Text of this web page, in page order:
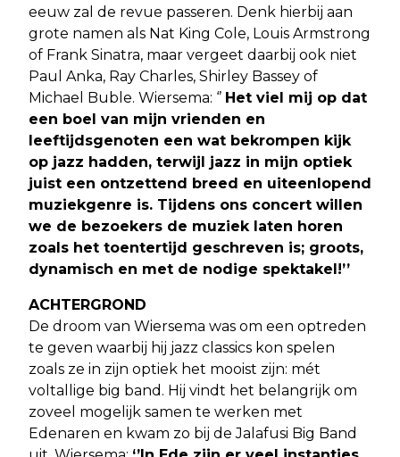
eeuw zal de revue passeren. Denk hierbij aan
grote namen als Nat King Cole, Louis Armstrong
of Frank Sinatra, maar vergeet daarbij ook niet
Paul Anka, Ray Charles, Shirley Bassey of
Michael Buble. Wiersema: ‘’ Het viel mij op dat
een boel van mijn vrienden en
leeftijdsgenoten een wat bekrompen kijk
op jazz hadden, terwijl jazz in mijn optiek
juist een ontzettend breed en uiteenlopend
muziekgenre is. Tijdens ons concert willen
we de bezoekers de muziek laten horen
zoals het toentertijd geschreven is; groots,
dynamisch en met de nodige spektakel!’’
ACHTERGROND
De droom van Wiersema was om een optreden
te geven waarbij hij jazz classics kon spelen
zoals ze in zijn optiek het mooist zijn: mét
voltallige big band. Hij vindt het belangrijk om
zoveel mogelijk samen te werken met
Edenaren en kwam zo bij de Jalafusi Big Band